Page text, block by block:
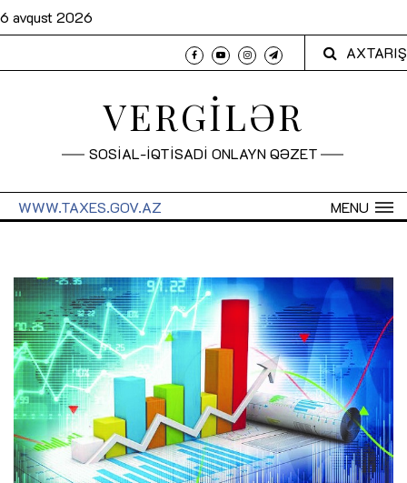
6 avqust 2026
AXTARIŞ
VERGİLƏR
SOSİAL-İQTİSADİ ONLAYN QƏZET
MENU
WWW.TAXES.GOV.AZ